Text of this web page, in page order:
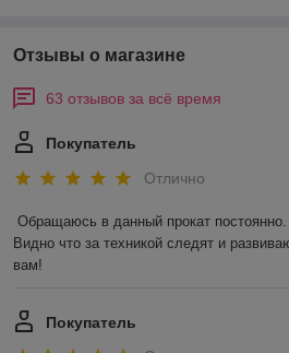
Отзывы о магазине
63 отзывов за всё время
Покупатель
Отлично
Обращаюсь в данный прокат
Видно что за техникой следят и
вам!
Покупатель